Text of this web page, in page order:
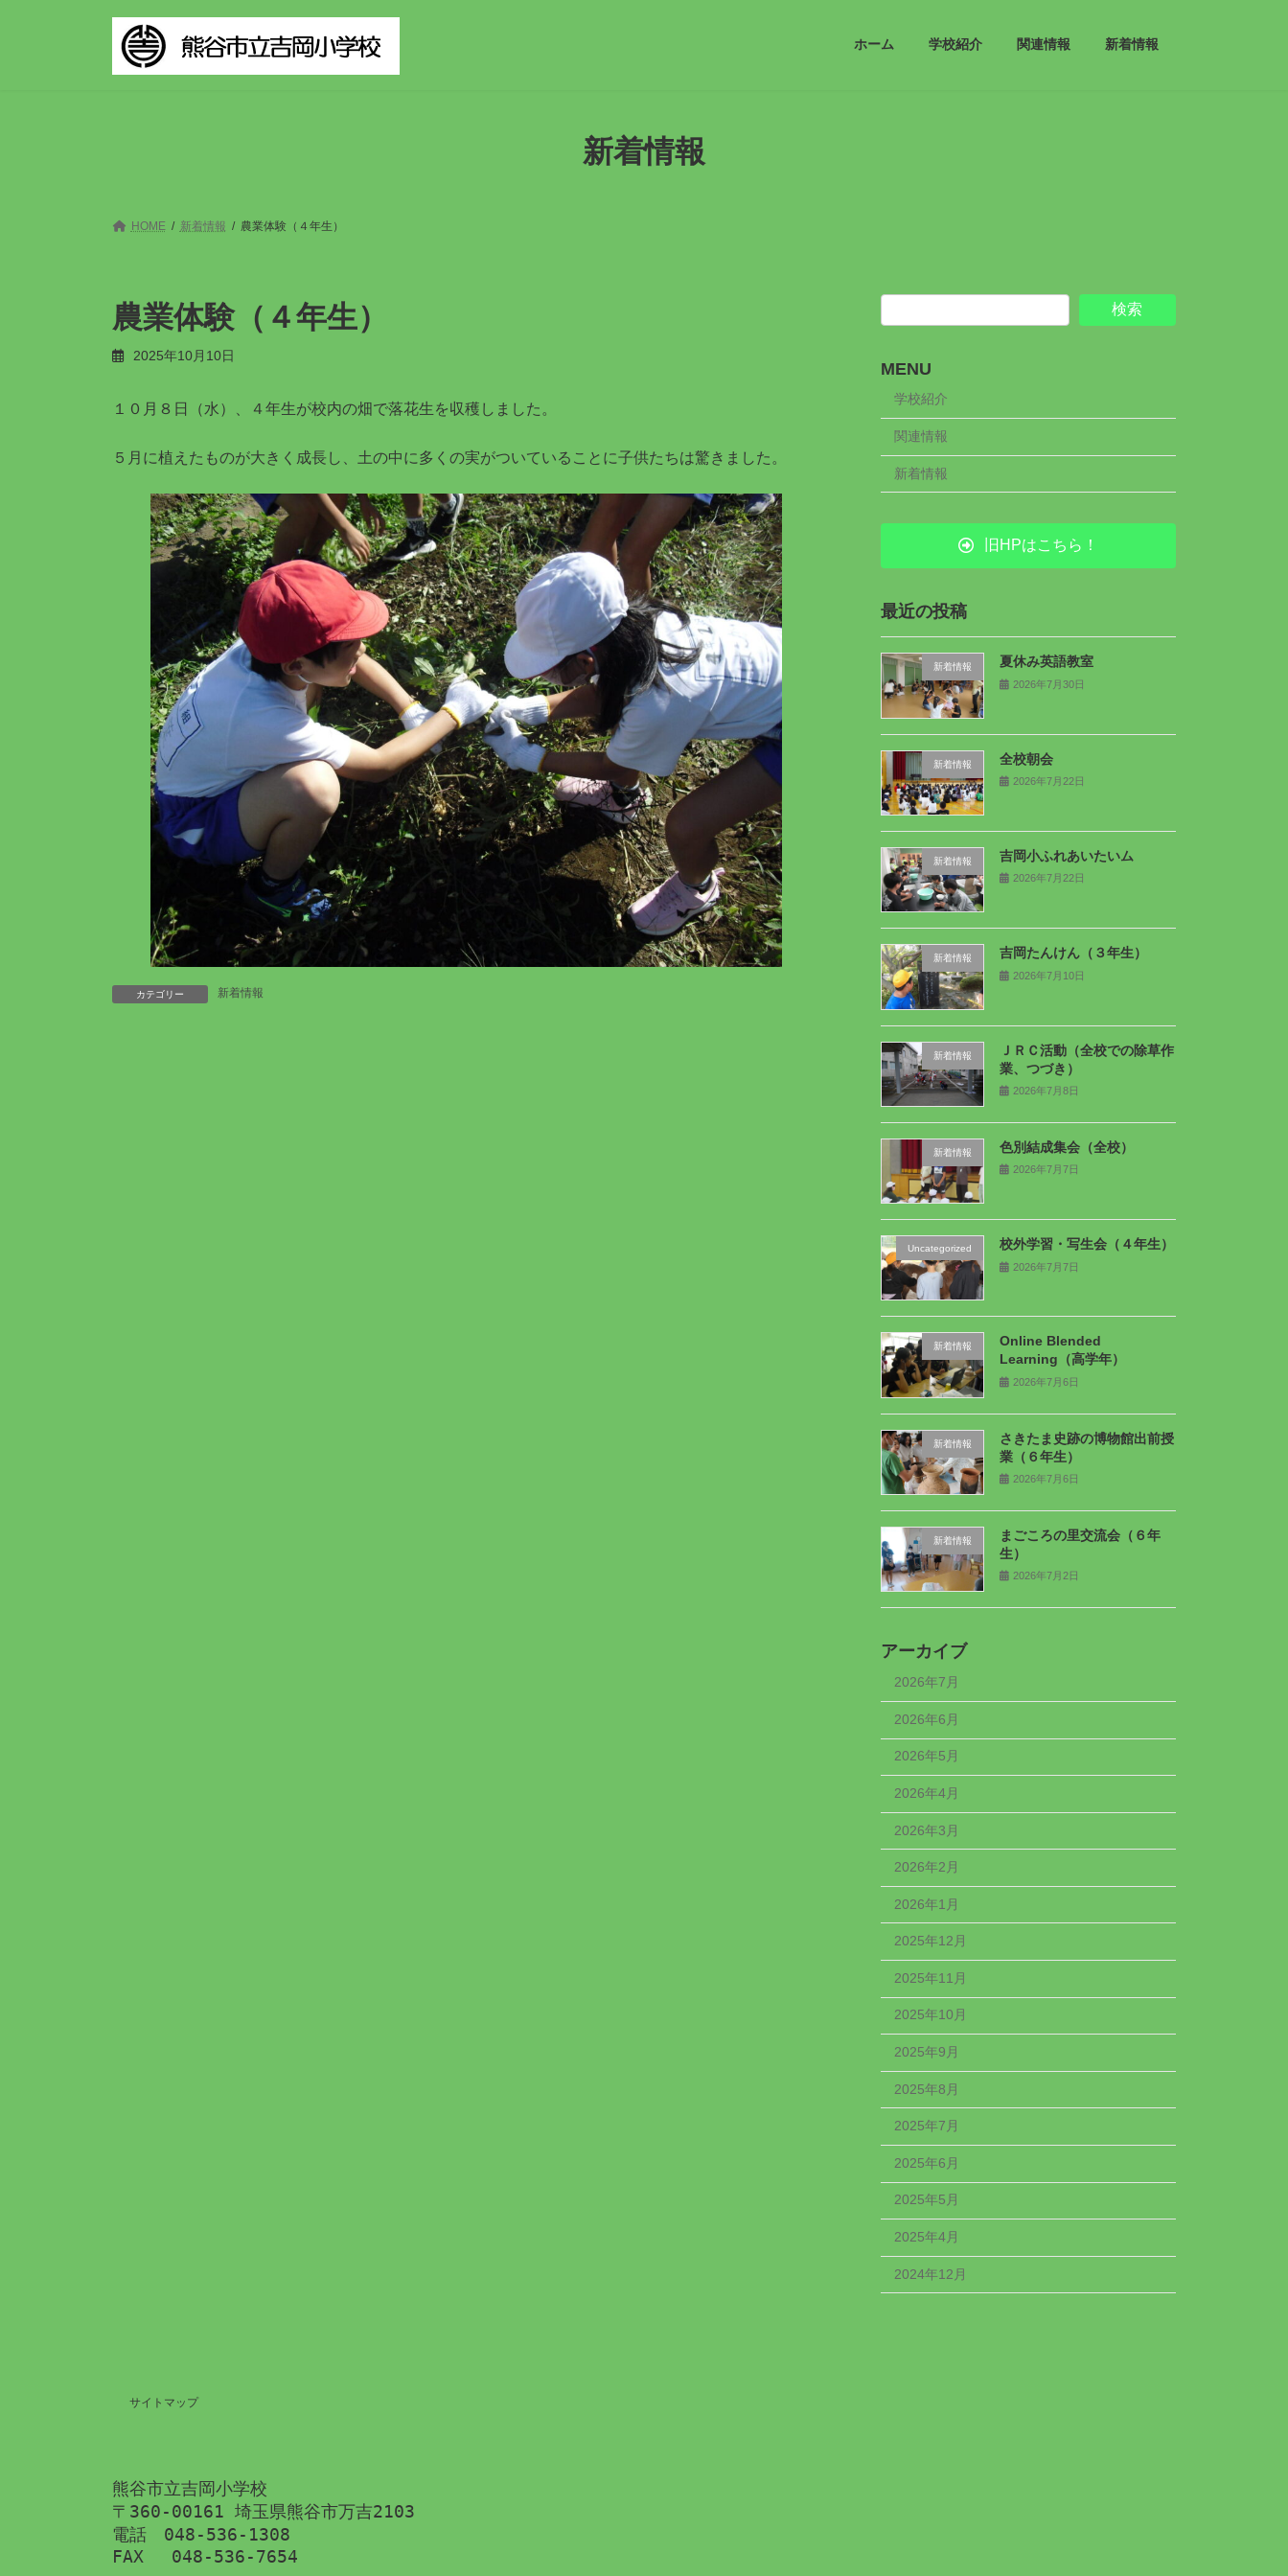
ホーム 学校紹介 関連情報 新着情報
新着情報
HOME 新着情報 農業体験（４年生）
農業体験（４年生）
2025年10月10日
１０月８日（水）、４年生が校内の畑で落花生を収穫しました。
５月に植えたものが大きく成長し、土の中に多くの実がついていることに子供たちは驚きました。
カテゴリー 新着情報
検索
MENU
学校紹介
関連情報
新着情報
旧HPはこちら！
最近の投稿
新着情報 夏休み英語教室
2026年7月30日
新着情報 全校朝会
2026年7月22日
新着情報 吉岡小ふれあいたいム
2026年7月22日
新着情報 吉岡たんけん（３年生）
2026年7月10日
新着情報
ＪＲＣ活動（全校での除草作
業、つづき）
2026年7月8日
新着情報 色別結成集会（全校）
2026年7月7日
Uncategorized 校外学習・写生会（４年生）
2026年7月7日
新着情報
Online Blended
Learning（高学年）
2026年7月6日
新着情報
さきたま史跡の博物館出前授
業（６年生）
2026年7月6日
新着情報
まごころの里交流会（６年
生）
2026年7月2日
アーカイブ
2026年7月
2026年6月
2026年5月
2026年4月
2026年3月
2026年2月
2026年1月
2025年12月
2025年11月
2025年10月
2025年9月
2025年8月
2025年7月
2025年6月
2025年5月
2025年4月
2024年12月
サイトマップ
熊谷市立吉岡小学校
〒360-00161 埼玉県熊谷市万吉2103
電話　048-536-1308
FAX 　048-536-7654